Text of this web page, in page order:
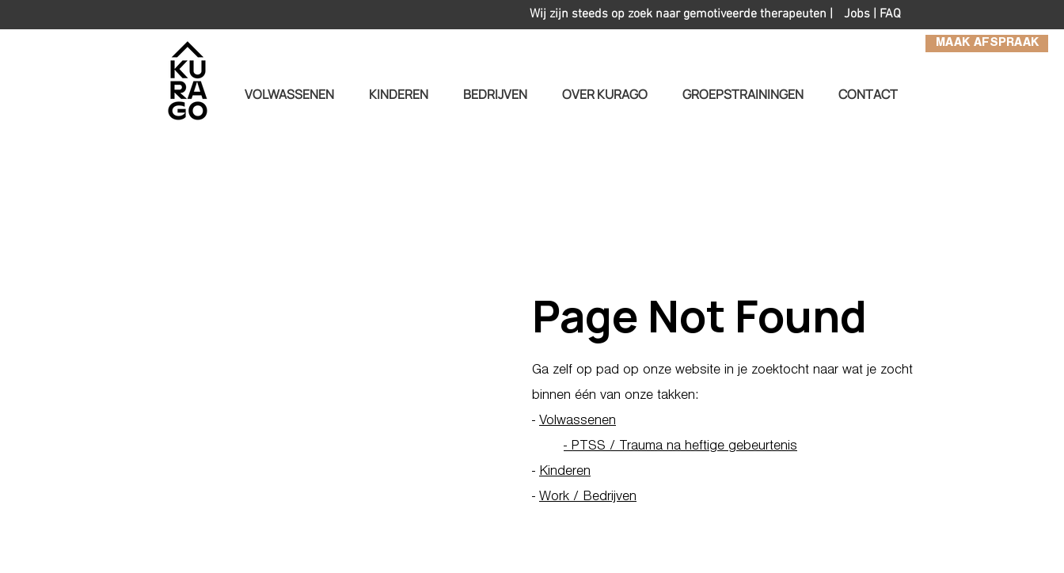
MAAK AFSPRAAK
Jobs | FAQ
Wij zijn steeds op zoek naar gemotiveerde therapeuten |
VOLWASSENEN KINDEREN BEDRIJVEN OVER KURAGO GROEPSTRAININGEN CONTACT
Page Not Found
Ga zelf op pad op onze website in je zoektocht naar wat je zocht
binnen één van onze takken:
- Volwassenen
- PTSS / Trauma na heftige gebeurtenis
- Kinderen
- Work / Bedrijven